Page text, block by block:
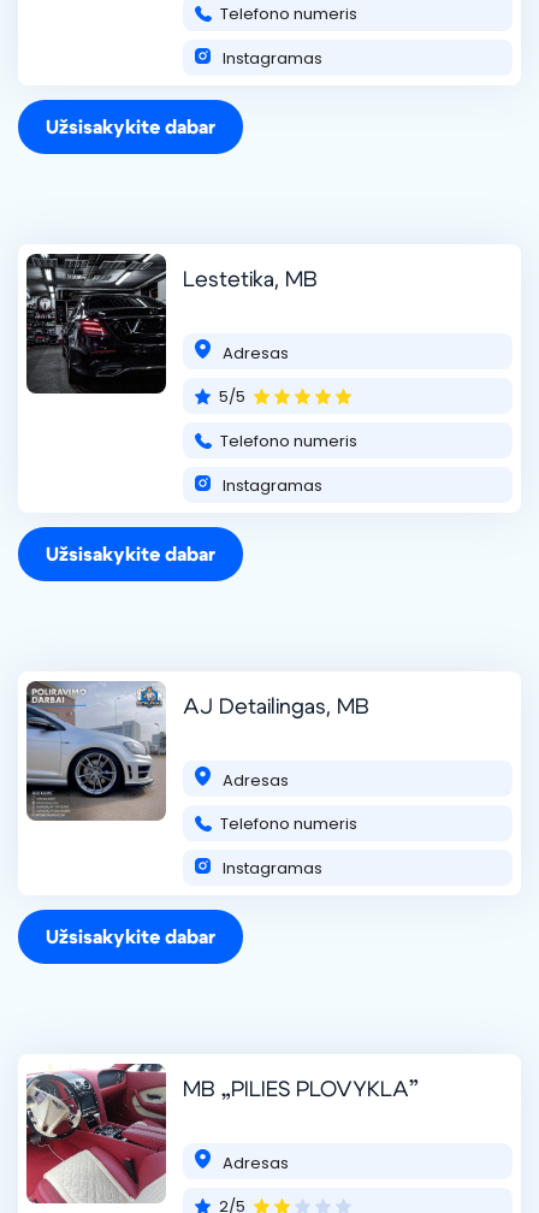
Telefono numeris
Instagramas
Užsisakykite dabar
Lestetika, MB
Adresas
5/5
Telefono numeris
Instagramas
Užsisakykite dabar
AJ Detailingas, MB
Adresas
Telefono numeris
Instagramas
Užsisakykite dabar
MB „PILIES PLOVYKLA”
Adresas
2/5